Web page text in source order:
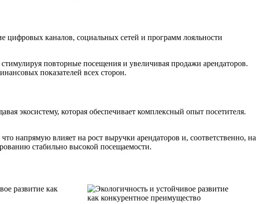
каналов, социальных сетей и программ лояльности
повторные посещения и увеличивая продажи арендаторов.
показателей всех сторон.
экосистему, которая обеспечивает комплексный опыт посетителя.
напрямую влияет на рост выручки арендаторов и, соответственно, на
стабильно высокой посещаемости.
развитие как